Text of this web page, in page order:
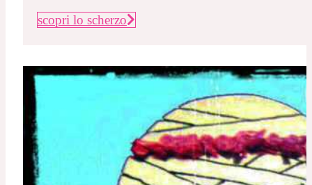
scopri lo scherzo